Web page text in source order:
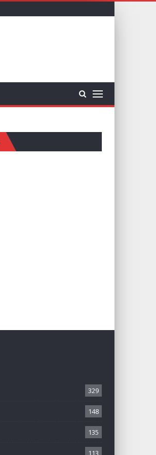
329
148
135
113